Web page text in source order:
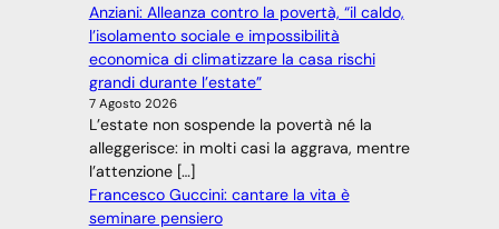
Anziani: Alleanza contro la povertà, “il caldo,
l’isolamento sociale e impossibilità
economica di climatizzare la casa rischi
grandi durante l’estate”
7 Agosto 2026
L’estate non sospende la povertà né la
alleggerisce: in molti casi la aggrava, mentre
l’attenzione […]
Francesco Guccini: cantare la vita è
seminare pensiero